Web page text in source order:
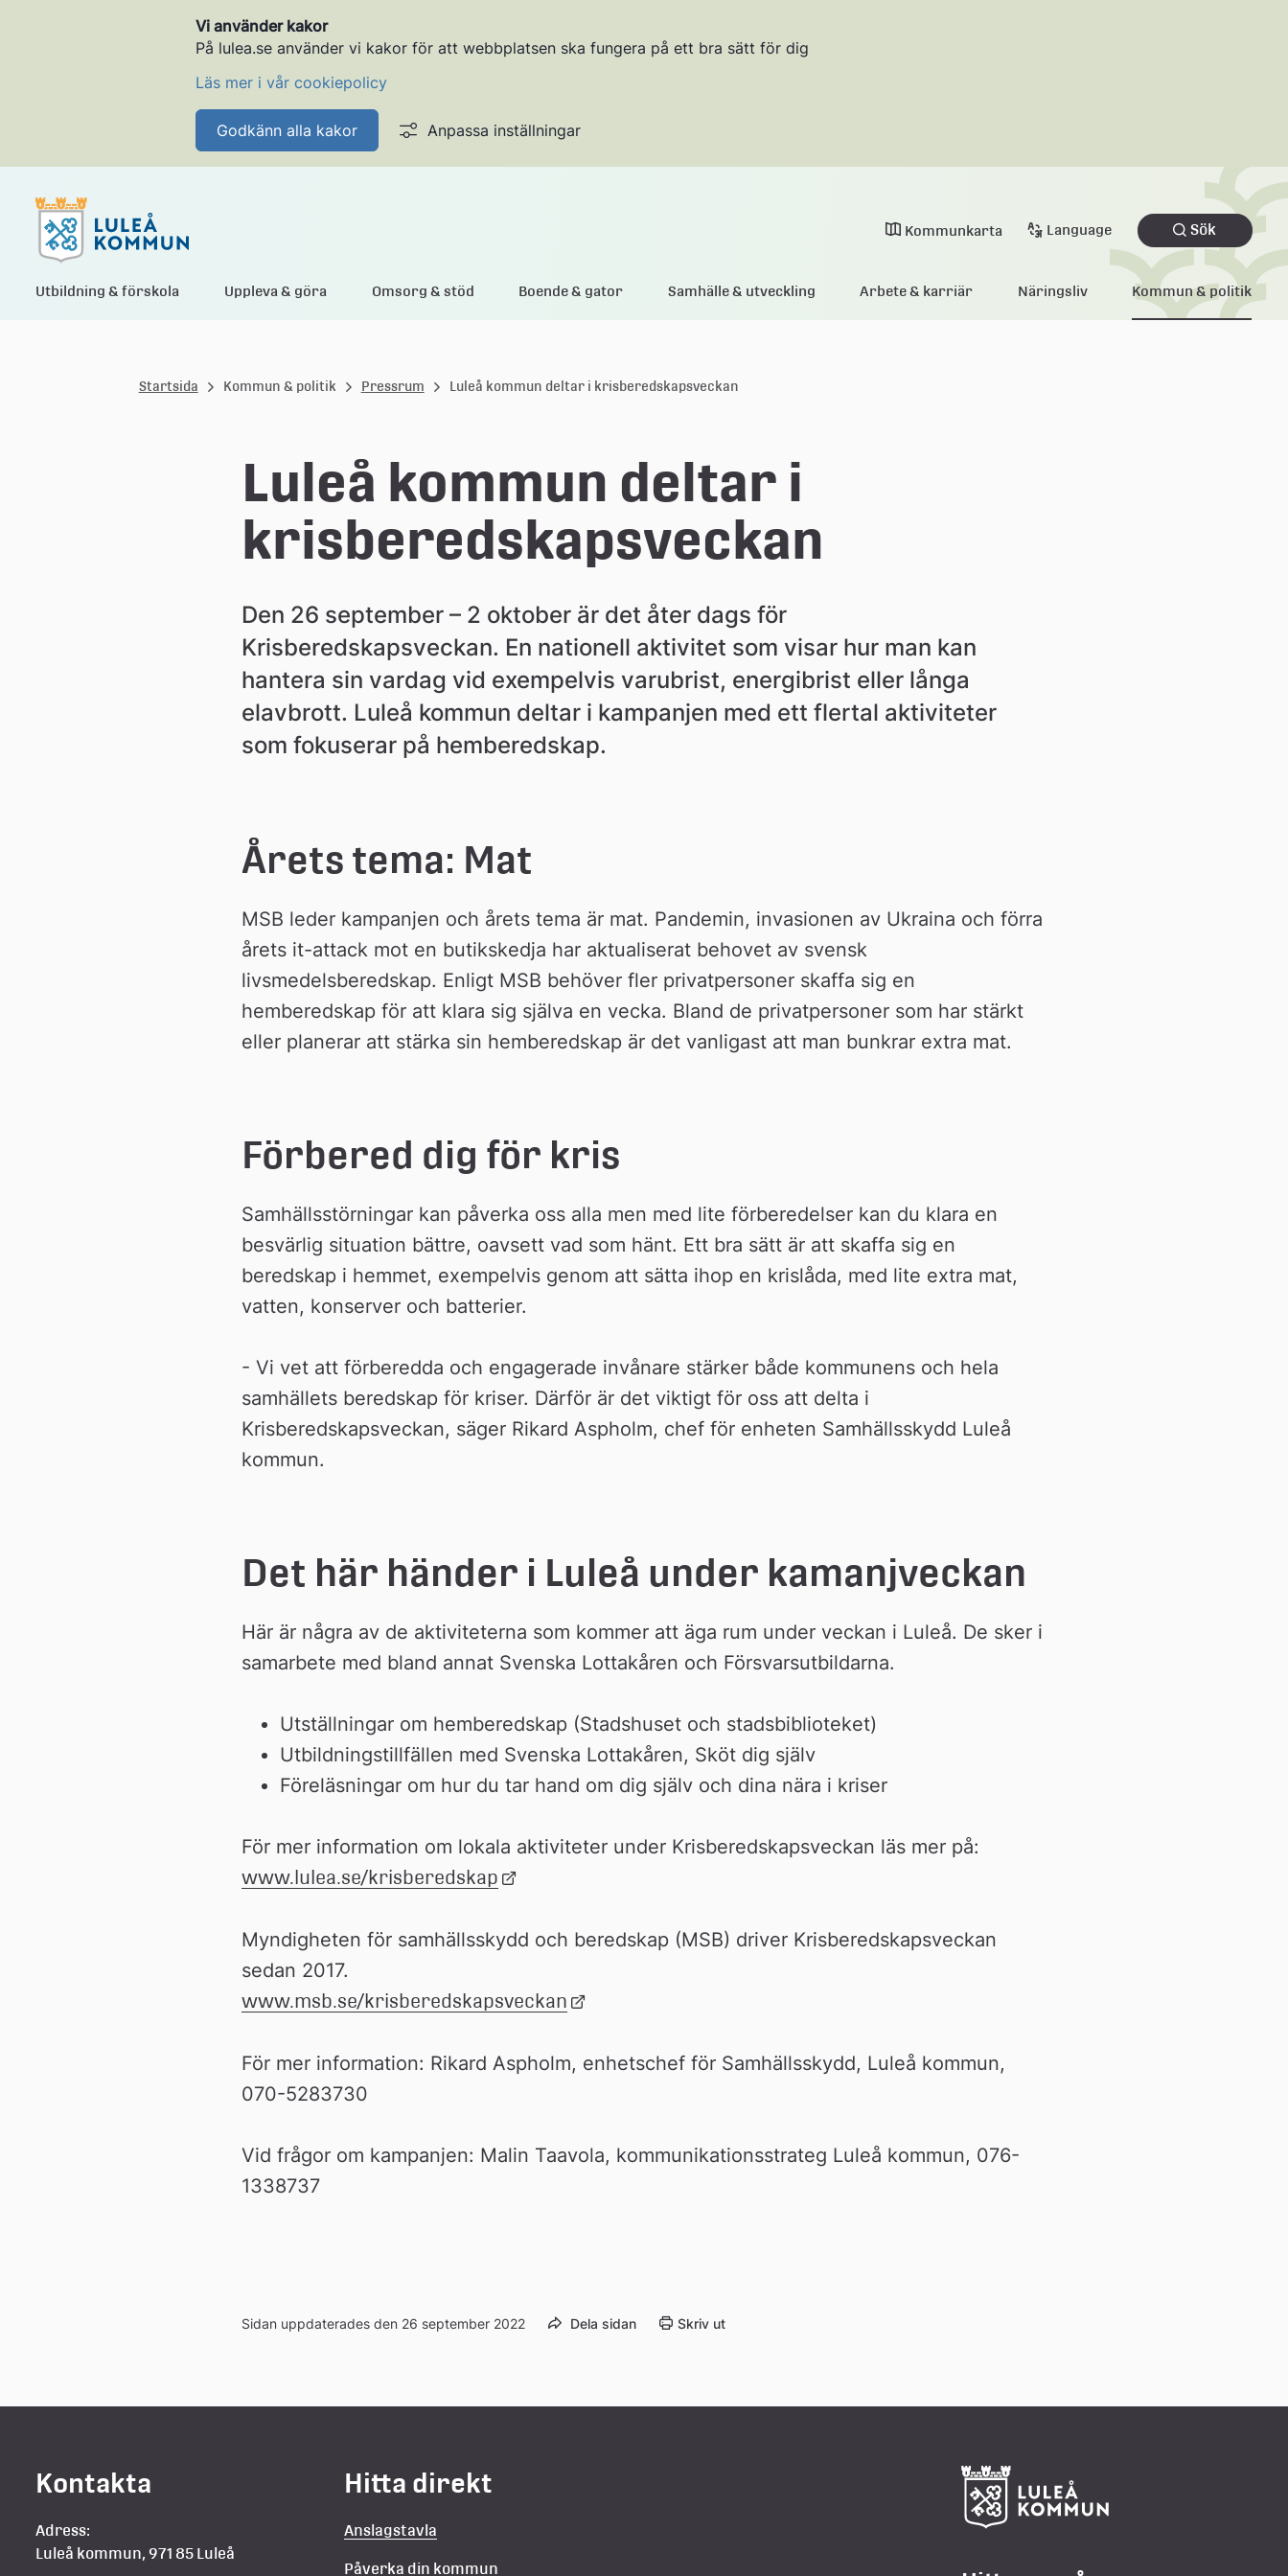
Vi använder kakor
På lulea.se använder vi kakor för att webbplatsen ska fungera på ett bra sätt för dig
Läs mer i vår cookiepolicy
Godkänn alla kakor Anpassa inställningar
L
Kommunkarta Language Sök
Utbildning & förskola Uppleva & göra Omsorg & stöd Boende & gator Samhälle & utveckling Arbete & karriär Näringsliv Kommun & politik
Startsida Kommun & politik Pressrum Luleå kommun deltar i krisberedskapsveckan
Luleå kommun deltar i
krisberedskapsveckan
Den 26 september – 2 oktober är det åter dags för
Krisberedskapsveckan. En nationell aktivitet som visar hur man kan
hantera sin vardag vid exempelvis varubrist, energibrist eller långa
elavbrott. Luleå kommun deltar i kampanjen med ett flertal aktiviteter
som fokuserar på hemberedskap.
Årets tema: Mat
MSB leder kampanjen och årets tema är mat. Pandemin, invasionen av Ukraina och förra
årets it-attack mot en butikskedja har aktualiserat behovet av svensk
livsmedelsberedskap. Enligt MSB behöver fler privatpersoner skaffa sig en
hemberedskap för att klara sig själva en vecka. Bland de privatpersoner som har stärkt
eller planerar att stärka sin hemberedskap är det vanligast att man bunkrar extra mat.
Förbered dig för kris
Samhällsstörningar kan påverka oss alla men med lite förberedelser kan du klara en
besvärlig situation bättre, oavsett vad som hänt. Ett bra sätt är att skaffa sig en
beredskap i hemmet, exempelvis genom att sätta ihop en krislåda, med lite extra mat,
vatten, konserver och batterier.
- Vi vet att förberedda och engagerade invånare stärker både kommunens och hela
samhällets beredskap för kriser. Därför är det viktigt för oss att delta i
Krisberedskapsveckan, säger Rikard Aspholm, chef för enheten Samhällsskydd Luleå
kommun.
Det här händer i Luleå under kamanjveckan
Här är några av de aktiviteterna som kommer att äga rum under veckan i Luleå. De sker i
samarbete med bland annat Svenska Lottakåren och Försvarsutbildarna.
Utställningar om hemberedskap (Stadshuset och stadsbiblioteket)
Utbildningstillfällen med Svenska Lottakåren, Sköt dig själv
Föreläsningar om hur du tar hand om dig själv och dina nära i kriser
www.lulea.se/krisberedskap Länk
extern
Myndigheten för samhällsskydd och beredskap (MSB) driver Krisberedskapsveckan
sedan 2017.
www.msb.se/krisberedskapsveckan Länk
extern
För mer information: Rikard Aspholm, enhetschef för Samhällsskydd, Luleå kommun,
070-5283730
Vid frågor om kampanjen: Malin Taavola, kommunikationsstrateg Luleå kommun, 076-
1338737
Sidan uppdaterades den 26 september 2022 Dela sidan Skriv ut
Kontakta
Adress:
Luleå kommun, 971 85 Luleå
Hitta direkt
Anslagstavla
Påverka din kommun